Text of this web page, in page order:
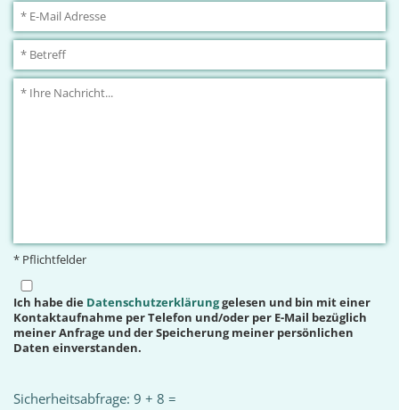
* Pflichtfelder
Ich habe die Datenschutzerklärunggelesen und bin mit einer
Kontaktaufnahme per Telefon und/oder per E-Mail bezüglich
meiner Anfrage und der Speicherung meiner persönlichen
Daten einverstanden.
Sicherheitsabfrage: 9 + 8 =